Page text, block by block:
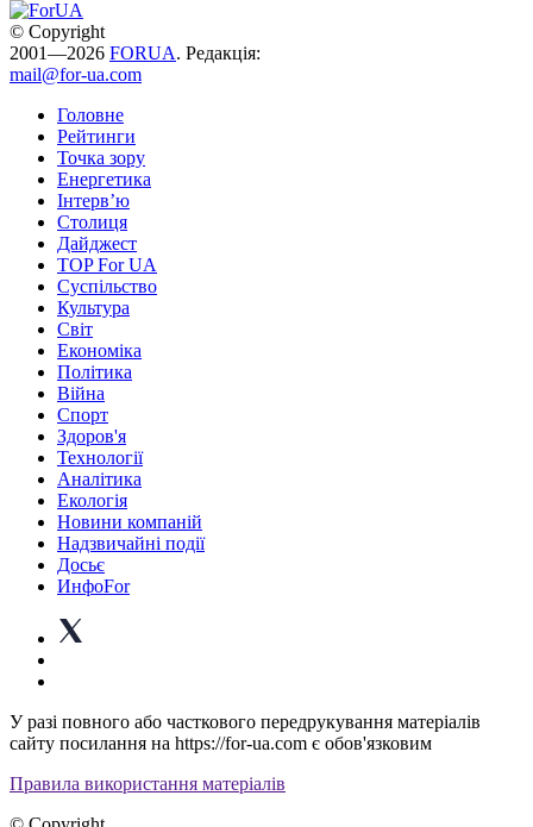
© Copyright
2001—2026 FORUA. Редакція:
mail@for-ua.com
Головне
Рейтинги
Точка зору
Енергетика
Інтерв’ю
Столиця
Дайджест
TOP For UA
Суспiльство
Культура
Світ
Економіка
Політика
Війна
Спорт
Здоров'я
Технології
Аналітика
Екологія
Новини компаній
Надзвичайні події
Досьє
ИнфоFor
У разі повного або часткового передрукування матеріалів
сайту посилання на https://for-ua.com є обов'язковим
Правила використання матеріалів